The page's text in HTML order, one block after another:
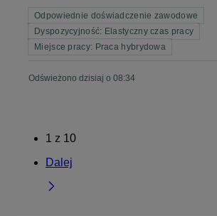
Odpowiednie doświadczenie zawodowe
Dyspozycyjność: Elastyczny czas pracy
Miejsce pracy: Praca hybrydowa
Odświeżono dzisiaj o 08:34
1 z 10
Dalej